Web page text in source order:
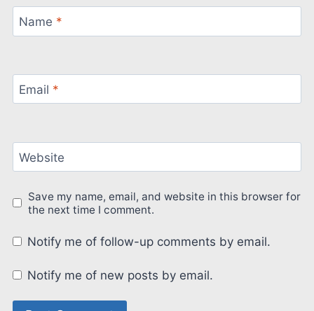
Name *
Email *
Website
Save my name, email, and website in this browser for
the next time I comment.
Notify me of follow-up comments by email.
Notify me of new posts by email.